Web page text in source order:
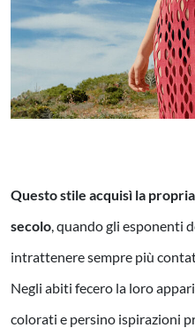
Questo stile acquisì la
secolo quando gli esponenti
intrattenere sempre più
Negli abiti fecero la loro
colorati e persino ispirazioni